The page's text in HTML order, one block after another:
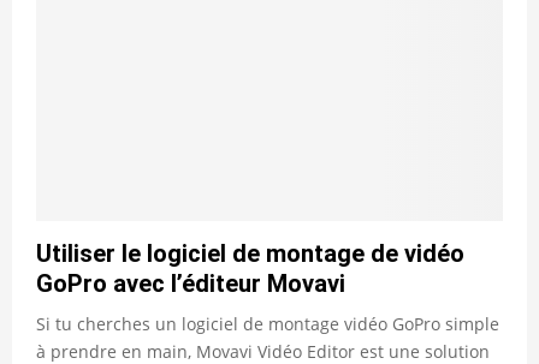
Utiliser le logiciel de montage de vidéo
GoPro avec l’éditeur Movavi
Si tu cherches un logiciel de montage vidéo GoPro simple
à prendre en main, Movavi Vidéo Editor est une solution